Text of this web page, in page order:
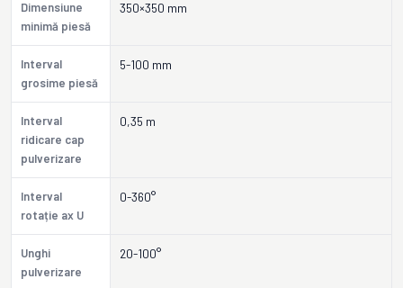
Dimensiune
minimă piesă
350×350 mm
Interval
grosime piesă
5-100 mm
Interval
ridicare cap
pulverizare
0,35 m
Interval
rotație ax U
0-360°
Unghi
pulverizare
20-100°